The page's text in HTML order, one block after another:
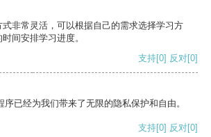
非常灵活，可以根据自己的需求选择学习方
间安排学习进度。
支持[0] 反对[0]
已经为我们带来了无限的隐私保护和自由。
支持[0] 反对[0]